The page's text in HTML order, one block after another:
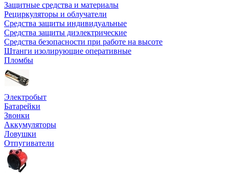
Защитные средства и материалы
Рециркуляторы и облучатели
Средства защиты индивидуальные
Средства защиты диэлектрические
Средства безопасности при работе на высоте
Штанги изолирующие оперативные
Пломбы
Электробыт
Батарейки
Звонки
Аккумуляторы
Ловушки
Отпугиватели